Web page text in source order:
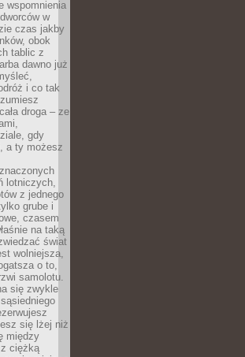
wspomnienia
w
czas jakby
obok
tablic z
dawno już
i co tak
droga – ze
gdy
a ty możesz
lotniczych,
z jednego
grube i
czasem
na taką
świat
wolniejsza,
o to,
samolotu.
się zwykle
się lżej niż
między
ciężką